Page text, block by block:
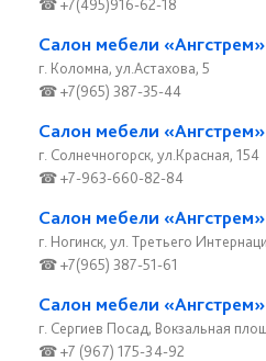
☎ +7(495)916-62-18
Салон мебели «Ангстрем»
г. Коломна, ул.Астахова, 5
☎ +7(965) 387-35-44
Салон мебели «Ангстрем»
г. Солнечногорск, ул.Красная, 154
☎ +7-963-660-82-84
Салон мебели «Ангстрем»
г. Ногинск, ул. Третьего
☎ +7(965) 387-51-61
Салон мебели «Ангстрем»
г. Сергиев Посад, Вокзальная
☎ +7 (967) 175-34-92